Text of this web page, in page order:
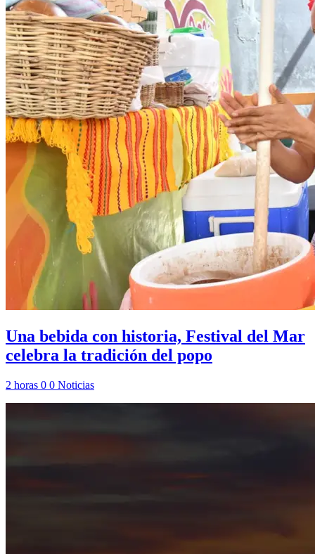
Una bebida con historia, Festival del Mar
celebra la tradición del popo
2 horas 0 0 Noticias